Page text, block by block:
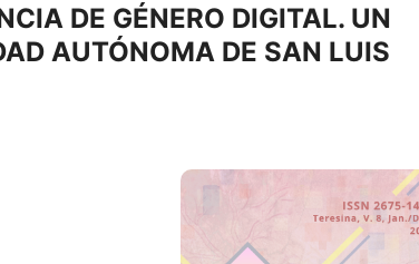
DE GÉNERO DIGITAL. UN
AUTÓNOMA DE SAN LUIS